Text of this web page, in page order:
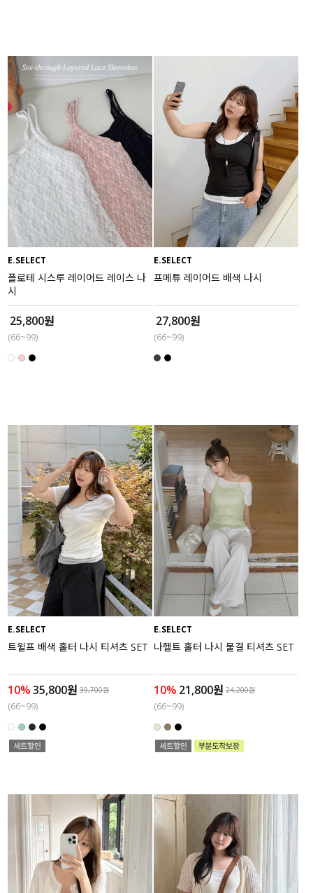
E.SELECT
플로테 시스루 레이어드 레이스 나
시
25,800원
(66~99)
E.SELECT
프메튜 레이어드 배색 나시
27,800원
(66~99)
E.SELECT
트윌프 배색 홀터 나시 티셔츠 SET
10%35,800원 39,700원
(66~99)
E.SELECT
나헬트 홀터 나시 물결 티셔츠 SET
10% 21,800원 24,200원
(66~99)